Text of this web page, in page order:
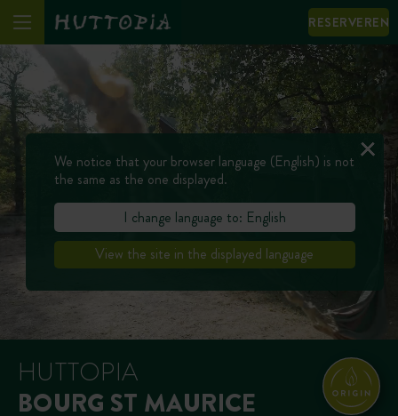
RESERVEREN
HUTTOPIA
BOURG ST MAURICE
We notice that your browser language (English) is not
the same as the one displayed.
I change language to: English
View the site in the displayed language